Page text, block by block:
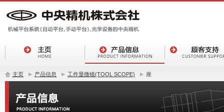
主页 产品信息 工作显微镜(TOOL SCOPE) 座